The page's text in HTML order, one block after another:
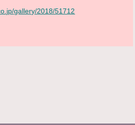
gallery/2018/51712